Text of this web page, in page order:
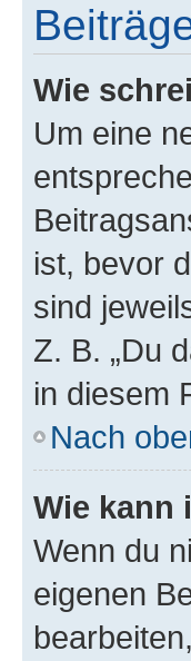
Wie
Um eine
ist, bevor
sind
Z. B. „Du
in diesem
Nach
Wie kann
Wenn du
eigenen